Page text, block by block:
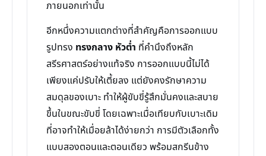
ภายนอกเท่านั้น
อีกหนึ่งความแตกต่างที่สำคัญคือการออกแบบ
รูปทรง ทรงกลาง หัวต่ำ ที่คำนึงถึงหลัก
สรีรศาสตร์อย่างแท้จริง การออกแบบนี้ไม่ได้
เพียงแค่ปรับให้เตี้ยลง แต่ยังคงรักษาความ
สมดุลของเบาะ ทำให้ผู้ขับขี่รู้สึกมั่นคงและสบาย
ขึ้นในขณะขับขี่ โดยเฉพาะเมื่อเทียบกับเบาะเดิม
ที่อาจทำให้เมื่อยล้าได้ง่ายกว่า การมีตัวเลือกทั้ง
แบบสองตอนและตอนเดียว พร้อมสกรีนข้าง